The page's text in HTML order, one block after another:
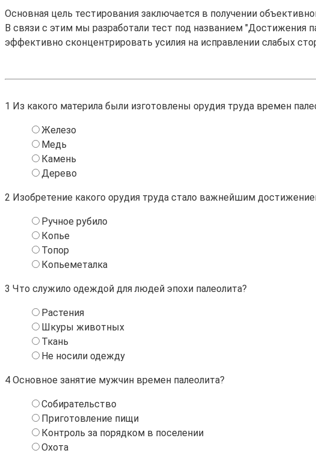
Основная цель тестирования заключается в получении
В связи с этим мы разработали тест под названием "Достижения
эффективно сконцентрировать усилия на исправлении слабых
1 Из какого материла были изготовлены орудия труда времен
Железо
Медь
Камень
Дерево
2 Изобретение какого орудия труда стало важнейшим
Ручное рубило
Копье
Топор
Копьеметалка
3 Что служило одеждой для людей эпохи палеолита?
Растения
Шкуры животных
Ткань
Не носили одежду
4 Основное занятие мужчин времен палеолита?
Собирательство
Приготовление пищи
Контроль за порядком в поселении
Охота